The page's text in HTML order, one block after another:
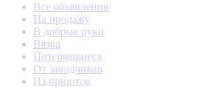
Все объявления
На продажу
В добрые руки
Вязка
Потерявшиеся
От заводчиков
Из приютов